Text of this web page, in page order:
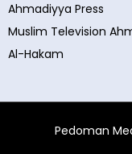
Ahmadiyya Press
Muslim Television
Al-Hakam
Pedoman